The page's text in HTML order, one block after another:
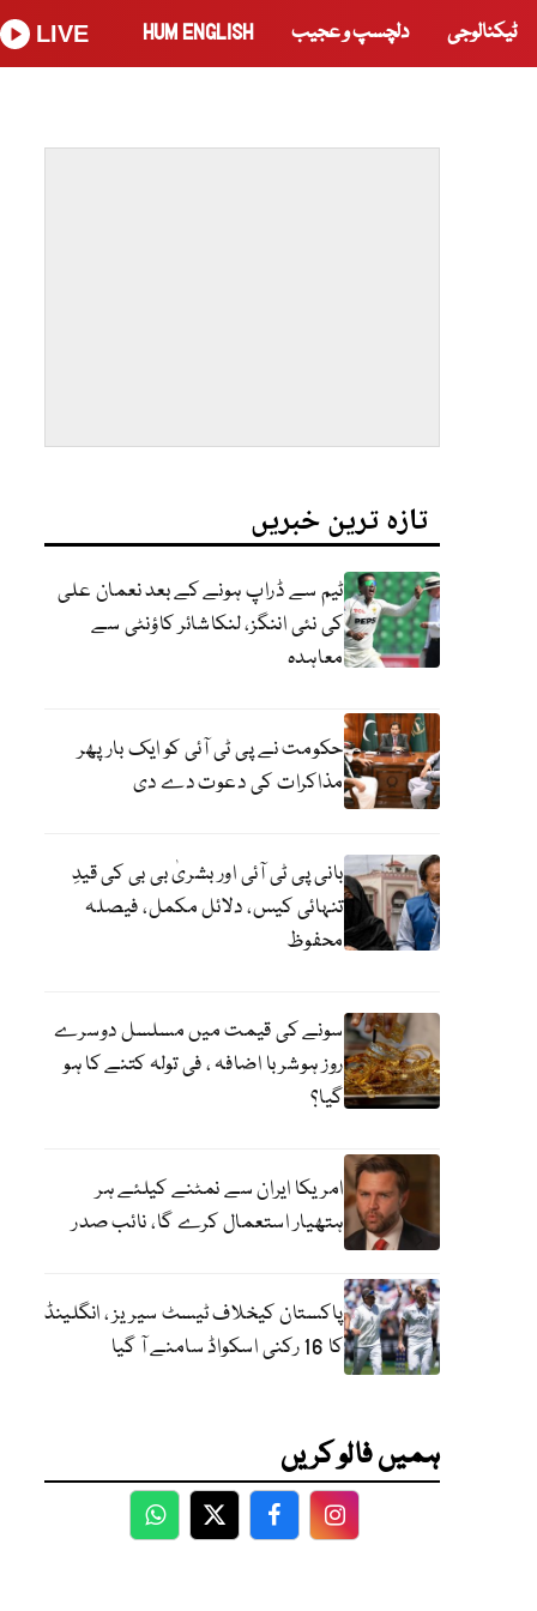
ٹیکنالوجی دلچسپ و عجیب HUM ENGLISH
LIVE
تازہ ترین خبریں
ٹیم سے ڈراپ ہونے کے بعد نعمان علی
کی نئی اننگز، لنکاشائر کاؤنٹی سے
معاہدہ
حکومت نے پی ٹی آئی کو ایک بارپھر
مذاکرات کی دعوت دے دی
بانی پی ٹی آئی اور بشریٰ بی بی کی قیدِ
تنہائی کیس، دلائل مکمل، فیصلہ
محفوظ
سونے کی قیمت میں مسلسل دوسرے
روز ہوشربا اضافہ ، فی تولہ کتنے کا ہو
گیا؟
امریکا ایران سے نمٹنے کیلئے ہر
ہتھیار استعمال کرے گا، نائب صدر
پاکستان کیخلاف ٹیسٹ سیریز ، انگلینڈ
کا 16 رکنی اسکواڈ سامنے آ گیا
ہمیں فالو کریں
WhatsApp
TwitterFacebookFacebook